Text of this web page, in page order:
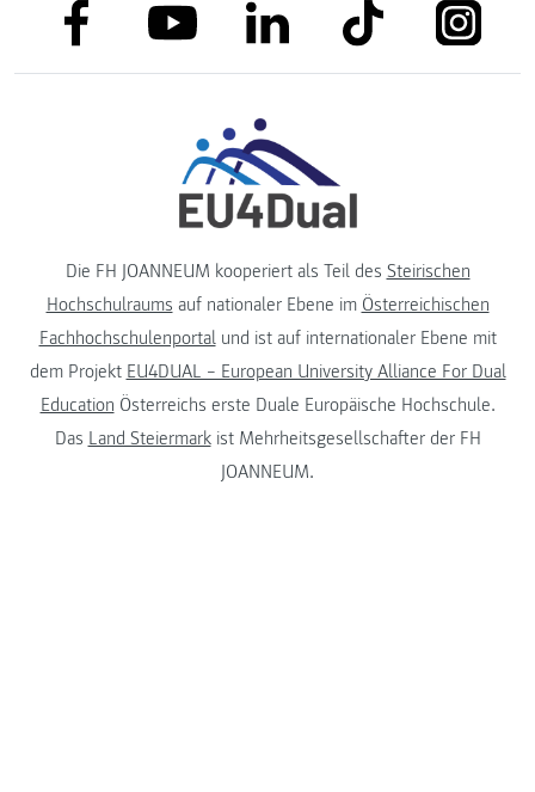
link to facebooklink to youtubelink to linkedinlink to tiktok link to
Die FH JOANNEUM kooperiert als Teil des Steirischen
Hochschulraums auf nationaler Ebene im Österreichischen
Fachhochschulenportalund ist auf internationaler Ebene mit
dem Projekt EU4DUAL – European University Alliance For Dual
Education Österreichs erste Duale Europäische Hochschule.
Das Land Steiermarkist Mehrheitsgesellschafter der FH
JOANNEUM.